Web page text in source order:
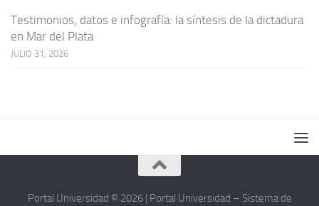
Testimonios, datos e infografía: la síntesis de la dictadura
en Mar del Plata
JULIO 31, 2026
Portal Universidad © 2026 | Portal Universidad – Sistema de